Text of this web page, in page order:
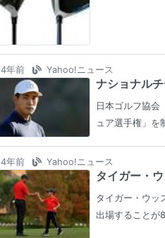
4年前 Yahoo!ニュース
ナショナル
日本ゴルフ協会
ュア選手権」を
4年前 Yahoo!ニュース
タイガー・
タイガー・ウッ
出場することが